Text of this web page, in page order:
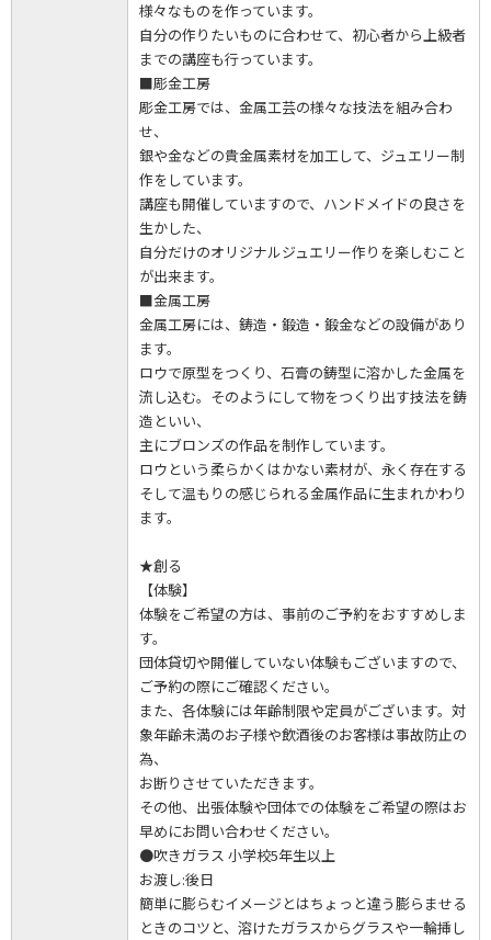
様々なものを作っています。
自分の作りたいものに合わせて、初心者から上級者
までの講座も行っています。
■彫金工房
彫金工房では、金属工芸の様々な技法を組み合わ
せ、
銀や金などの貴金属素材を加工して、ジュエリー制
作をしています。
講座も開催していますので、ハンドメイドの良さを
生かした、
自分だけのオリジナルジュエリー作りを楽しむこと
が出来ます。
■金属工房
金属工房には、鋳造・鍛造・鍛金などの設備があり
ます。
ロウで原型をつくり、石膏の鋳型に溶かした金属を
流し込む。そのようにして物をつくり出す技法を鋳
造といい、
主にブロンズの作品を制作しています。
ロウという柔らかくはかない素材が、永く存在する
そして温もりの感じられる金属作品に生まれかわり
ます。
★創る
【体験】
体験をご希望の方は、事前のご予約をおすすめしま
す。
団体貸切や開催していない体験もございますので、
ご予約の際にご確認ください。
また、各体験には年齢制限や定員がございます。対
象年齢未満のお子様や飲酒後のお客様は事故防止の
為、
お断りさせていただきます。
その他、出張体験や団体での体験をご希望の際はお
早めにお問い合わせください。
●吹きガラス 小学校5年生以上
お渡し:後日
簡単に膨らむイメージとはちょっと違う膨らませる
ときのコツと、溶けたガラスからグラスや一輪挿し